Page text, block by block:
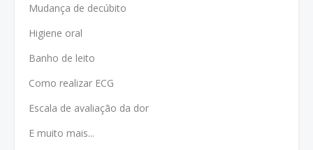
Mudança de decúbito
Higiene oral
Banho de leito
Como realizar ECG
Escala de avaliação da dor
E muito mais...